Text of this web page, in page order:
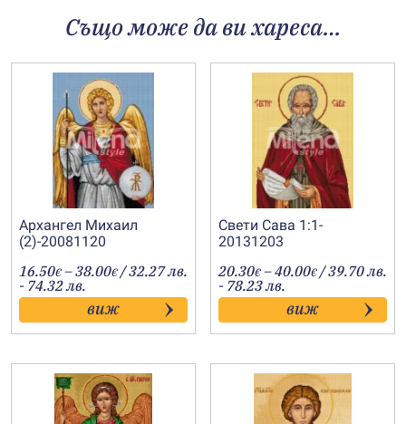
Също може да ви хареса…
Архангел Михаил
(2)-20081120
16.50€ –38.00€Price
range:
16.50€
through
38.00€
/ 32.27 лв.
- 74.32 лв.
виж
Свети Сава 1:1-
20131203
20.30€ –40.00€Price
range:
20.30€
through
40.00€
/ 39.70 лв.
- 78.23 лв.
виж